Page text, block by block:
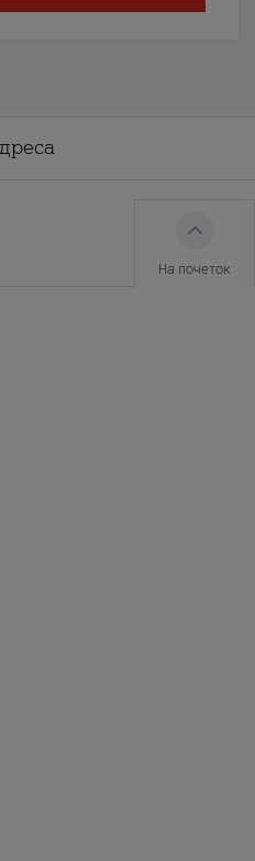
На почеток